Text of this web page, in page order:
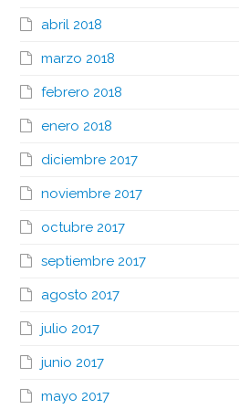
abril 2018
marzo 2018
febrero 2018
enero 2018
diciembre 2017
noviembre 2017
octubre 2017
septiembre 2017
agosto 2017
julio 2017
junio 2017
mayo 2017